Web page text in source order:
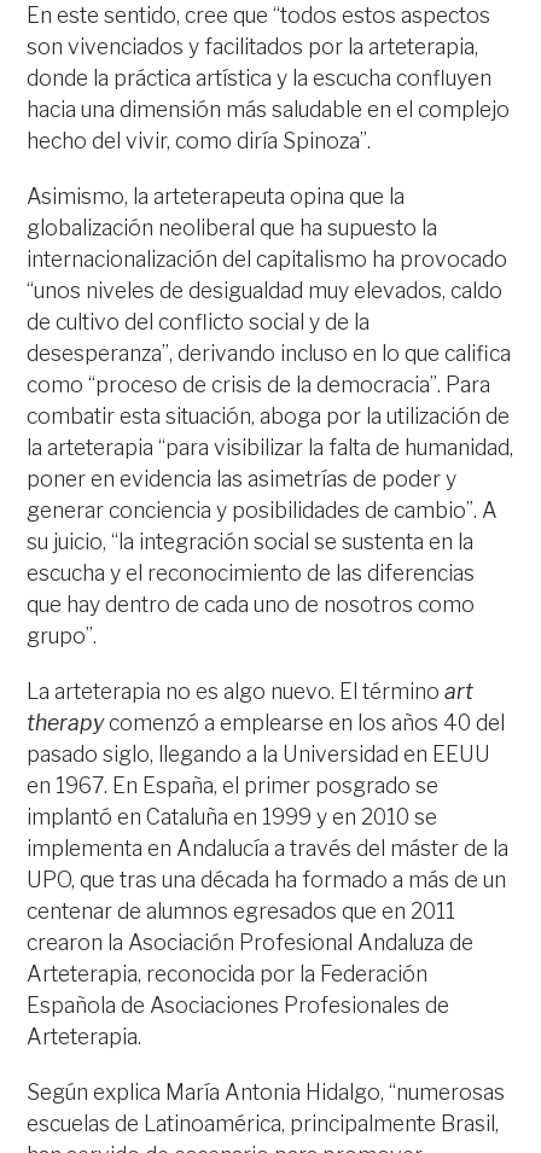
En este sentido, cree que “todos estos aspectos
son vivenciados y facilitados por la arteterapia,
donde la práctica artística y la escucha confluyen
hacia una dimensión más saludable en el complejo
hecho del vivir, como diría Spinoza”.
Asimismo, la arteterapeuta opina que la
globalización neoliberal que ha supuesto la
internacionalización del capitalismo ha provocado
“unos niveles de desigualdad muy elevados, caldo
de cultivo del conflicto social y de la
desesperanza”, derivando incluso en lo que califica
como “proceso de crisis de la democracia”. Para
combatir esta situación, aboga por la utilización de
la arteterapia “para visibilizar la falta de humanidad,
poner en evidencia las asimetrías de poder y
generar conciencia y posibilidades de cambio”. A
su juicio, “la integración social se sustenta en la
escucha y el reconocimiento de las diferencias
que hay dentro de cada uno de nosotros como
grupo”.
La arteterapia no es algo nuevo. El términoart
therapycomenzó a emplearse en los años 40 del
pasado siglo, llegando a la Universidad en EEUU
en 1967. En España, el primer posgrado se
implantó en Cataluña en 1999 y en 2010 se
implementa en Andalucía a través del máster de la
UPO, que tras una década ha formado a más de un
centenar de alumnos egresados que en 2011
crearon la Asociación Profesional Andaluza de
Arteterapia, reconocida por la Federación
Española de Asociaciones Profesionales de
Arteterapia.
Según explica María Antonia Hidalgo, “numerosas
escuelas de Latinoamérica, principalmente Brasil,